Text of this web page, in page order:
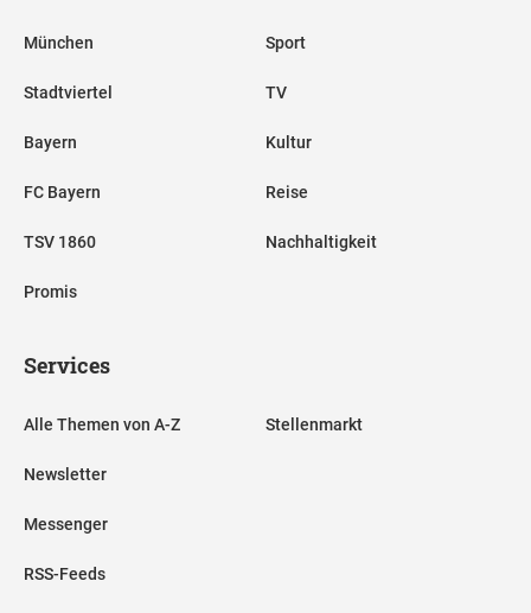
München
Stadtviertel
Bayern
FC Bayern
TSV 1860
Promis
Sport
TV
Kultur
Reise
Nachhaltigkeit
Services
Alle Themen von A-Z
Newsletter
Messenger
RSS-Feeds
Stellenmarkt